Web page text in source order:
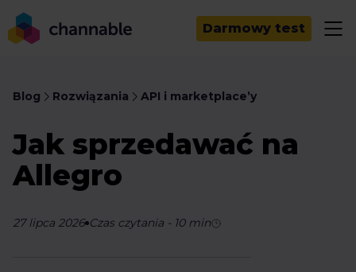
Darmowy test
Blog Rozwiązania API i marketplace’y
Jak sprzedawać na
Allegro
27 lipca 2026 Czas czytania - 10min